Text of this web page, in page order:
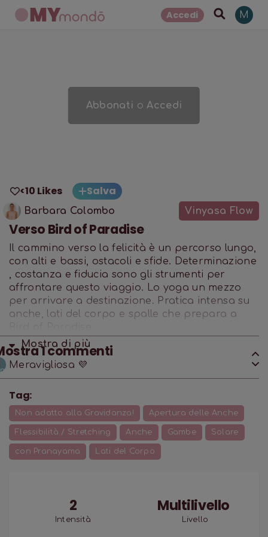
Accedi M
Abbonati oAccedi
<10 Likes Salva
Barbara Colombo Vinyasa Flow
Verso Bird of Paradise
Il cammino verso la felicità è un percorso lungo,
con alti e bassi, ostacoli e sfide. Determinazione
, costanza e fiducia sono gli strumenti per
affrontare questo viaggio. Lo yoga un mezzo
per arrivare a destinazione. Pratica intensa su
anche, lati del corpo e spalle che prepara a
Mostra di più
1commenti
Meravigliosa 💜
Tag:
Non adatto alla Gravidanza! Apertura delle Anche
Flessibilità / Stretching Anche Gambe Solare
con Pranayama Lati del Corpo
2
Intensità
Multilivello
Livello